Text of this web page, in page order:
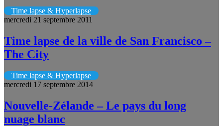
Time lapse & Hyperlapse
mercredi 21 septembre 2011
Time lapse de la ville de San Francisco –
The City
Time lapse & Hyperlapse
mercredi 17 septembre 2014
Nouvelle-Zélande – Le pays du long
nuage blanc